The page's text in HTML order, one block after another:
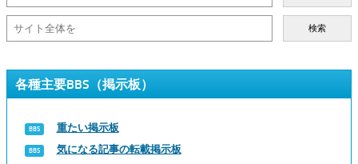
検索
各種主要BBS（掲示板）
重たい掲示板
気になる記事の転載掲示板